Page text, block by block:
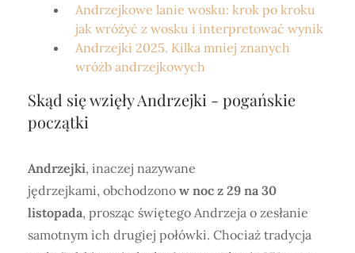
Andrzejkowe lanie wosku: krok po kroku
jak wróżyć z wosku i interpretować wynik
Andrzejki 2025. Kilka mniej znanych
wróżb andrzejkowych
Skąd się wzięły Andrzejki - pogańskie
początki
Andrzejki, inaczej nazywane
jędrzejkami, obchodzono w noc z 29 na 30
listopada, prosząc świętego Andrzeja o zesłanie
samotnym ich drugiej połówki. Chociaż tradycja